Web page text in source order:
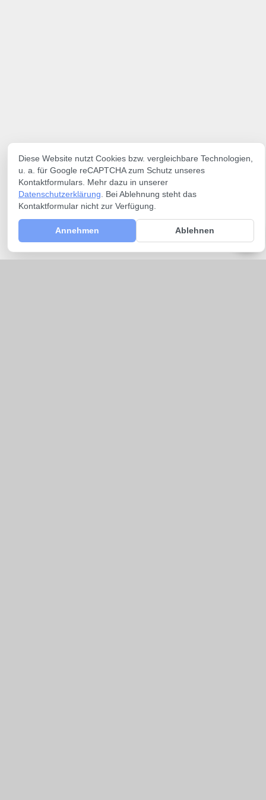
Diese Website nutzt Cookies bzw. vergleichbare Technologien,
u. a. für Google reCAPTCHA zum Schutz unseres
Kontaktformulars. Mehr dazu in unserer
Datenschutzerklärung . Bei Ablehnung steht das
Kontaktformular nicht zur Verfügung.
Annehmen Ablehnen